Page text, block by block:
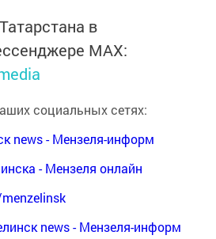
в
MАХ:
социальных сетях:
news - Мензеля-информ
- Мензеля онлайн
news - Мензеля-информ